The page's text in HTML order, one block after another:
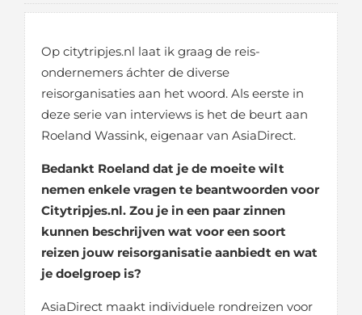
Op citytripjes.nl laat ik graag de reis-
ondernemers áchter de diverse
reisorganisaties aan het woord. Als eerste in
deze serie van interviews is het de beurt aan
Roeland Wassink, eigenaar van AsiaDirect.
Bedankt Roeland dat je de moeite wilt
nemen enkele vragen te beantwoorden voor
Citytripjes.nl. Zou je in een paar zinnen
kunnen beschrijven wat voor een soort
reizen jouw reisorganisatie aanbiedt en wat
je doelgroep is?
AsiaDirect maakt individuele rondreizen voor